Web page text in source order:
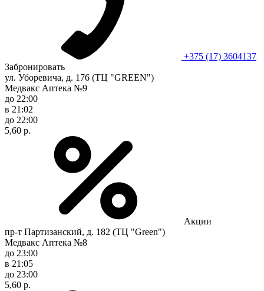
+375 (17) 3604137
Забронировать
ул. Уборевича, д. 176 (ТЦ "GREEN")
Медвакс Аптека №9
до 22:00
в 21:02
до 22:00
5,60 р.
Акции
пр-т Партизанский, д. 182 (ТЦ "Green")
Медвакс Аптека №8
до 23:00
в 21:05
до 23:00
5,60 р.